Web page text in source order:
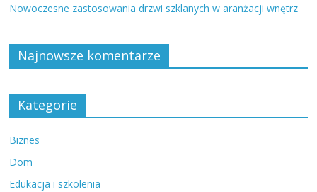
Nowoczesne zastosowania drzwi szklanych w aranżacji wnętrz
Najnowsze komentarze
Kategorie
Biznes
Dom
Edukacja i szkolenia